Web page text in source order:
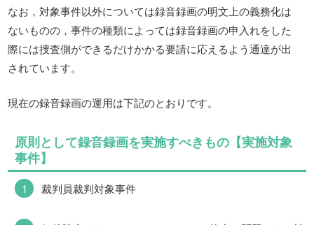
なお，対象事件以外については録音録画の明文上の義務化は
ないものの，事件の種類によっては録音録画の申入れをした
際には捜査側ができるだけかかる要請に応えるよう通達が出
されています。
現在の録音録画の運用は下記のとおりです。
原則として録音録画を実施すべきもの【実施対象
事件】
裁判員裁判対象事件